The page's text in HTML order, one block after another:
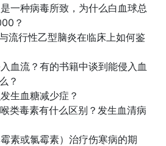
一种病毒所致，为什么白血球总
？
流行性乙型脑炎在临床上如何鉴
血流？有的书籍中谈到能侵入血
？
生血糖减少症？
类毒素有什么区别？发生血清病
素或氯霉素）治疗伤寒病的期